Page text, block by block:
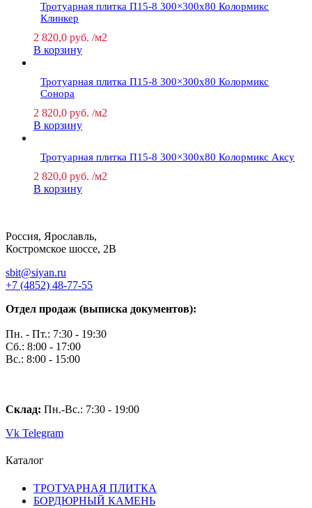
Тротуарная плитка П15-8 300×300х80 Колормикс
Клинкер
2 820,0 руб. /м2
В корзину
Тротуарная плитка П15-8 300×300х80 Колормикс
Сонора
2 820,0 руб. /м2
В корзину
Тротуарная плитка П15-8 300×300х80 Колормикс Аксу
2 820,0 руб. /м2
В корзину
Россия, Ярославль,
Костромское шоссе, 2В
sbit@siyan.ru
+7 (4852) 48-77-55
Отдел продаж (выписка документов):
Пн. - Пт.: 7:30 - 19:30
Сб.: 8:00 - 17:00
Вс.: 8:00 - 15:00
Склад: Пн.-Вс.: 7:30 - 19:00
Vk Telegram
Каталог
ТРОТУАРНАЯ ПЛИТКА
БОРДЮРНЫЙ КАМЕНЬ